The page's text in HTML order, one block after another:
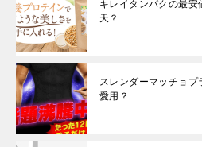
キレイタンパクの最
天？
スレンダーマッチョプ
愛用？